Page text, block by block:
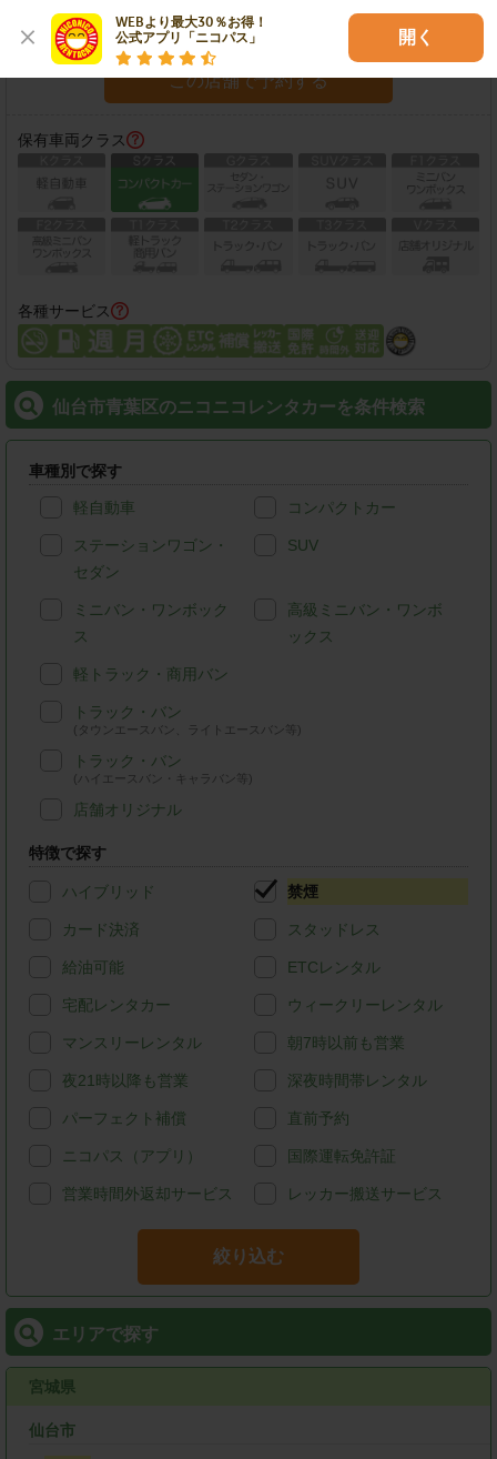
WEBより最大30％お得！
公式アプリ「ニコパス」
開く
営業時間：08:00-20:00
この店舗で予約する
保有車両クラス
各種サービス
仙台市青葉区のニコニコレンタカーを条件検索
車種別で探す
軽自動車 コンパクトカー
ステーションワゴン・
セダン
SUV
ミニバン・ワンボック
ス
高級ミニバン・ワンボ
ックス
軽トラック・商用バン
トラック・バン
(タウンエースバン、ライトエースバン等)
トラック・バン
(ハイエースバン・キャラバン等)
店舗オリジナル
特徴で探す
ハイブリッド 禁煙
カード決済 スタッドレス
給油可能 ETCレンタル
宅配レンタカー ウィークリーレンタル
マンスリーレンタル 朝7時以前も営業
夜21時以降も営業 深夜時間帯レンタル
パーフェクト補償 直前予約
ニコパス（アプリ） 国際運転免許証
営業時間外返却サービス レッカー搬送サービス
絞り込む
エリアで探す
宮城県
仙台市